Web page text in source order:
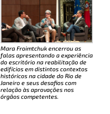
Mara Froimtchuk encerrou as
falas apresentando a experiência
do escritório na reabilitação de
edifícios em distintos contextos
históricos na cidade do Rio de
Janeiro e seus desafios com
relação às aprovações nos
órgãos competentes.